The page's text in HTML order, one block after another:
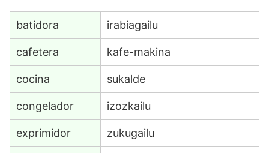
batidora irabiagailu
cafetera kafe-makina
cocina sukalde
congelador izozkailu
exprimidor zukugailu